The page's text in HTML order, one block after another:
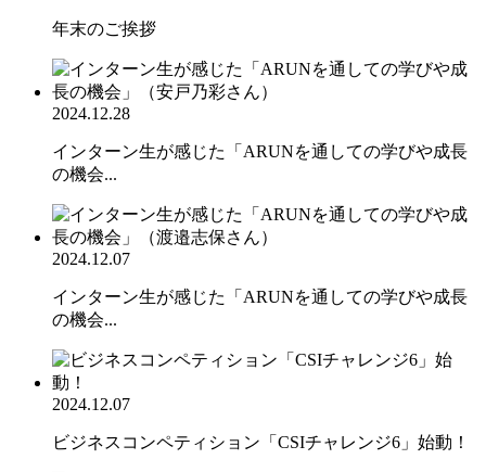
年末のご挨拶
2024.12.28
インターン生が感じた「ARUNを通しての学びや成長
の機会...
2024.12.07
インターン生が感じた「ARUNを通しての学びや成長
の機会...
2024.12.07
ビジネスコンペティション「CSIチャレンジ6」始動！